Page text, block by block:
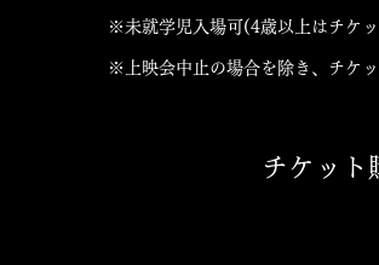
※未就学児入場可(4歳以上はチケ
※上映会中止の場合を除き、チケ
チケット購